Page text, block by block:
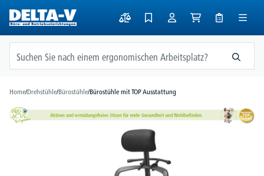
springen
Home/Drehstühle/Bürostühle/Bürostühle mit TOP Ausstattung